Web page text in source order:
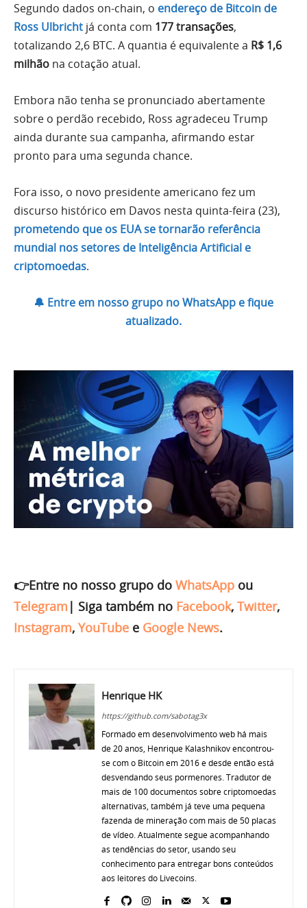
Segundo dados on-chain, o endereço de Bitcoin de
Ross Ulbricht já conta com 177 transações,
totalizando 2,6 BTC. A quantia é equivalente a R$ 1,6
milhão na cotação atual.
Embora não tenha se pronunciado abertamente
sobre o perdão recebido, Ross agradeceu Trump
ainda durante sua campanha, afirmando estar
pronto para uma segunda chance.
Fora isso, o novo presidente americano fez um
discurso histórico em Davos nesta quinta-feira (23),
prometendo que os EUA se tornarão referência
mundial nos setores de Inteligência Artificial e
criptomoedas.
🔔 Entre em nosso grupo no WhatsApp e fique
atualizado.
👉Entre no nosso grupo do WhatsApp ou
Telegram | Siga também no Facebook, Twitter,
Instagram, YouTube e Google News.
Henrique HK
https://github.com/sabotag3x
Formado em desenvolvimento web há mais
de 20 anos, Henrique Kalashnikov encontrou-
se com o Bitcoin em 2016 e desde então está
desvendando seus pormenores. Tradutor de
mais de 100 documentos sobre criptomoedas
alternativas, também já teve uma pequena
fazenda de mineração com mais de 50 placas
de vídeo. Atualmente segue acompanhando
as tendências do setor, usando seu
conhecimento para entregar bons conteúdos
aos leitores do Livecoins.